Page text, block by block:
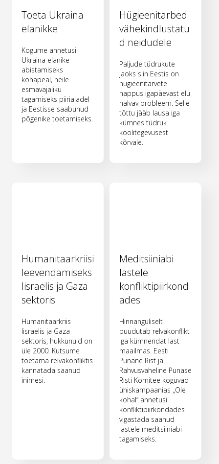
Toeta Ukraina
elanikke
Kogume annetusi
Ukraina elanike
abistamiseks
kohapeal, neile
esmavajaliku
tagamiseks piirialadel
ja Eestisse saabunud
põgenike toetamiseks.
Hügieenitarbed
vähekindlustatu
d neidudele
Paljude tüdrukute
jaoks siin Eestis on
hügieenitarvete
nappus igapäevast elu
halvav probleem. Selle
tõttu jääb lausa iga
kümnes tüdruk
koolitegevusest
kõrvale.
Humanitaarkriisi
leevendamiseks
Iisraelis ja Gaza
sektoris
Humanitaarkriis
Iisraelis ja Gaza
sektoris, hukkunuid on
üle 2000. Kutsume
toetama relvakonfliktis
kannatada saanud
inimesi.
Meditsiiniabi
lastele
konfliktipiirkond
ades
Hinnanguliselt
puudutab relvakonflikt
iga kümnendat last
maailmas. Eesti
Punane Rist ja
Rahvusvaheline Punase
Risti Komitee koguvad
ühiskampaanias „Ole
kohal“ annetusi
konfliktipiirkondades
vigastada saanud
lastele meditsiiniabi
tagamiseks.